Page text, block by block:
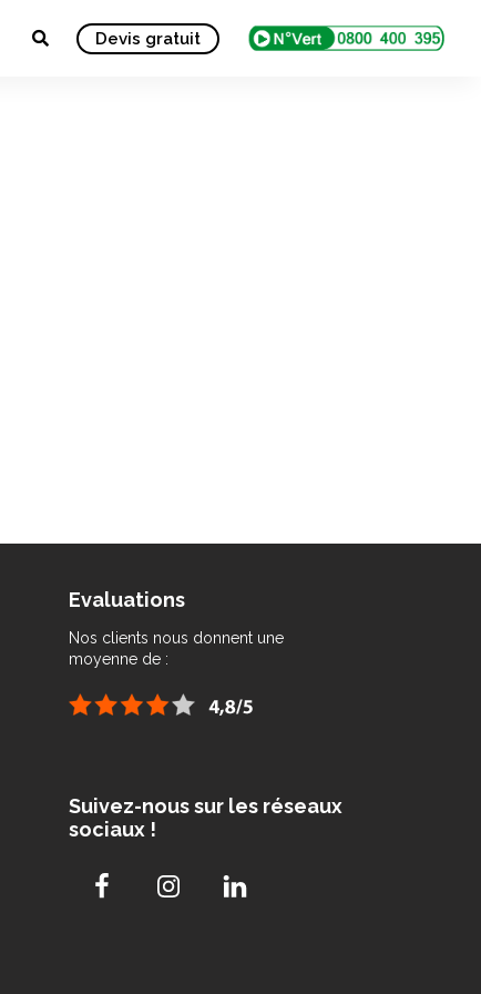
Devis gratuit
Evaluations
Nos clients nous donnent une
moyenne de :
Suivez-nous sur les réseaux
sociaux !